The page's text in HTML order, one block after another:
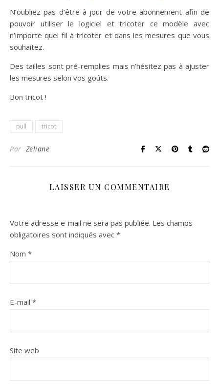
N’oubliez pas d’être à jour de votre abonnement afin de
pouvoir utiliser le logiciel et tricoter ce modèle avec
n’importe quel fil à tricoter et dans les mesures que vous
souhaitez.
Des tailles sont pré-remplies mais n’hésitez pas à ajuster
les mesures selon vos goûts.
Bon tricot !
pull tricot
Par Zeliane
LAISSER UN COMMENTAIRE
Votre adresse e-mail ne sera pas publiée. Les champs
obligatoires sont indiqués avec *
Nom *
E-mail *
Site web